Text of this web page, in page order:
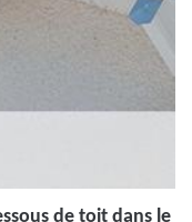
de toit dans le